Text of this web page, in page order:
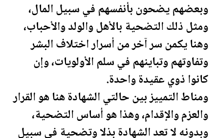
وبعضهم يضحون بأنفسهم في سبيلالمال،
ومثل ذلك التضحية بالأهل والولد والأحباب،
وهنا يكمن سر آخر من أسرار اختلاف البشر
وتفاوتهم وتباينهم في سلم الأولويات، وإن
كانوا ذوي عقيدة واحدة.
ومناط التمييز بين حالتي الشهادة هنا هو القرار
والعزم والإقدام، وهذا هو أساس التضحية،
وبدونه لا تعد الشهادة بذلا وتضحية في سبيل